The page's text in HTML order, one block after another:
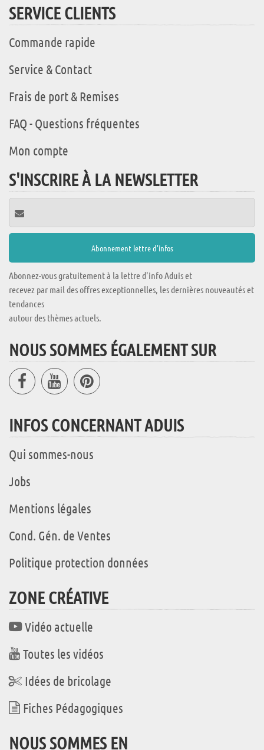
SERVICE CLIENTS
Commande rapide
Service & Contact
Frais de port & Remises
FAQ - Questions fréquentes
Mon compte
S'INSCRIRE À LA NEWSLETTER
Abonnez-vous gratuitement à la lettre d'info Aduis et
recevez par mail des offres exceptionnelles, les dernières nouveautés et
tendances
autour des thèmes actuels.
NOUS SOMMES ÉGALEMENT SUR
INFOS CONCERNANT ADUIS
Qui sommes-nous
Jobs
Mentions légales
Cond. Gén. de Ventes
Politique protection données
ZONE CRÉATIVE
Vidéo actuelle
Toutes les vidéos
Idées de bricolage
Fiches Pédagogiques
NOUS SOMMES EN